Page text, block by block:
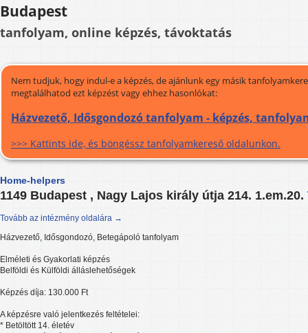
Budapest
tanfolyam, online képzés, távoktatás
Nem tudjuk, hogy indul-e a képzés, de ajánlunk egy másik
megtalálhatod ezt képzést vagy ehhez hasonlókat:
Házvezető, Idősgondozó tanfolyam - képzés,
>>> Kattints ide, és böngéssz tanfolyamkereső oldalunkon.
Home-helpers
1149 Budapest , Nagy Lajos király útja 214. 1.em.20.
Tovább az intézmény oldalára →
Házvezető, Idősgondozó, Betegápoló tanfolyam
Elméleti és Gyakorlati képzés
Belföldi és Külföldi álláslehetőségek
Képzés díja: 130.000 Ft
A képzésre való jelentkezés feltételei:
* Betöltött 14. életév